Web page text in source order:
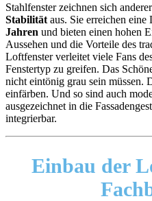
Stahlfenster zeichnen sich
Stabilität aus. Sie erreichen
Jahren und bieten einen hohen
Aussehen und die Vorteile des
Loftfenster verleitet viele Fans
Fenstertyp zu greifen. Das
nicht eintönig grau sein müssen.
einfärben. Und so sind auch
ausgezeichnet in die
integrierbar.
Einbau der